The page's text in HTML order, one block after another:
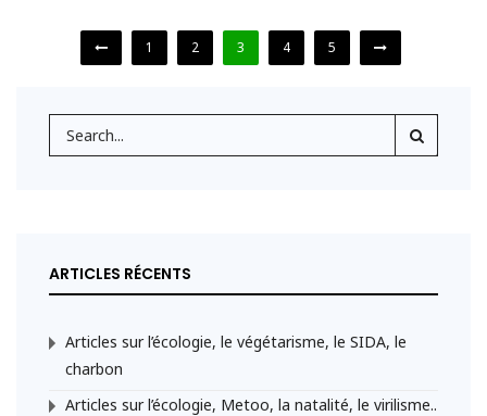
1 2 3 4 5
ARTICLES RÉCENTS
Articles sur l’écologie, le végétarisme, le SIDA, le
charbon
Articles sur l’écologie, Metoo, la natalité, le virilisme..